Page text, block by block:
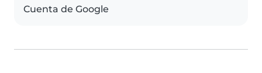
Cuenta de Google